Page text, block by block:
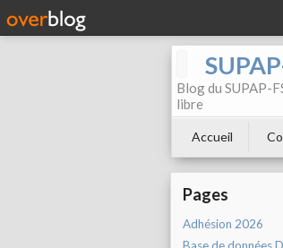
Blog du SUPAP-
libre
Accueil
Pages
Adhésion 2026